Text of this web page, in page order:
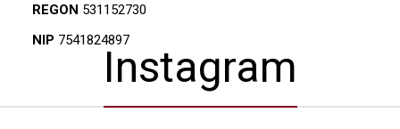
REGON 531152730
NIP 7541824897
Instagram